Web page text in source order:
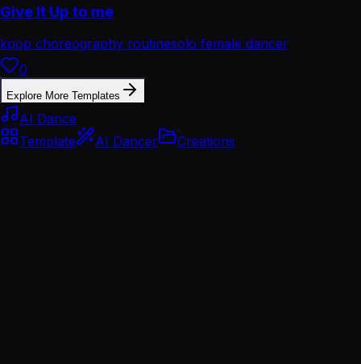
Give It Up to me
kpop choreography routinesolo female dancer
performance
0
Explore More Templates
AI Dance
Template
AI Dancer Creations